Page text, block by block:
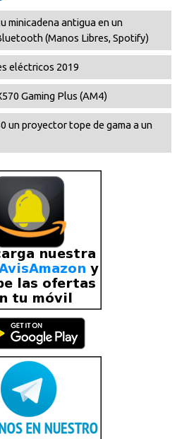
minicadena antigua en un
(Manos Libres, Spotify)
eléctricos 2019
Gaming Plus (AM4)
un proyector tope de gama a un